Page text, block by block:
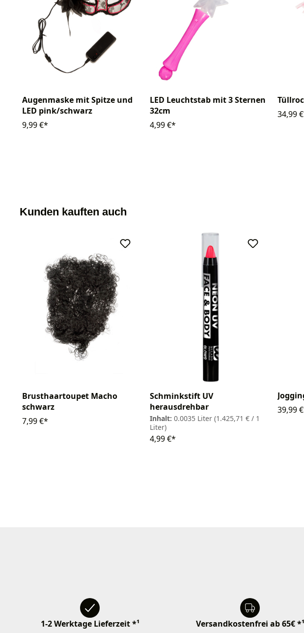
Augenmaske mit Spitze und
LED pink/schwarz
9,99 €*
LED Leuchtstab mit 3 Sternen
32cm
4,99 €*
34,99
Kunden kauften auch
Brusthaartoupet Macho
schwarz
7,99 €*
Schminkstift UV
herausdrehbar
Inhalt: 0.0035 Liter (1.425,71 € / 1
Liter)
4,99 €*
39,99
1-2 Werktage Lieferzeit *¹ Versandkostenfrei ab 65€ *¹